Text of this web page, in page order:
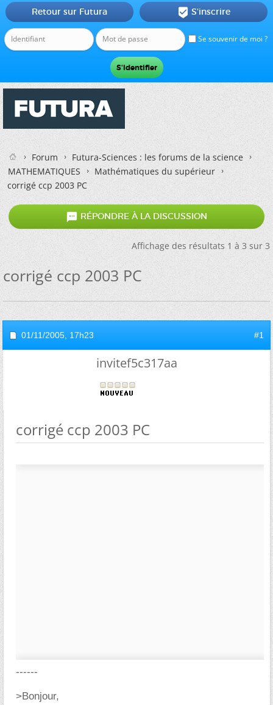
Se souvenir de moi ?
Retour sur Futura  S'inscrire
Forum
Futura-Sciences : les forums de la science
MATHEMATIQUES
Mathématiques du supérieur
corrigé ccp 2003 PC
 RÉPONDRE À LA DISCUSSION
Affichage des résultats 1 à 3 sur 3
corrigé ccp 2003 PC
01/11/2005, 17h23 #1
invitef5c317aa
corrigé ccp 2003 PC
------
>Bonjour,